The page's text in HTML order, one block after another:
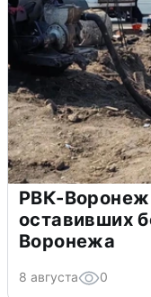
РВК-Воронеж
оставивших
Воронежа
8 августа 0